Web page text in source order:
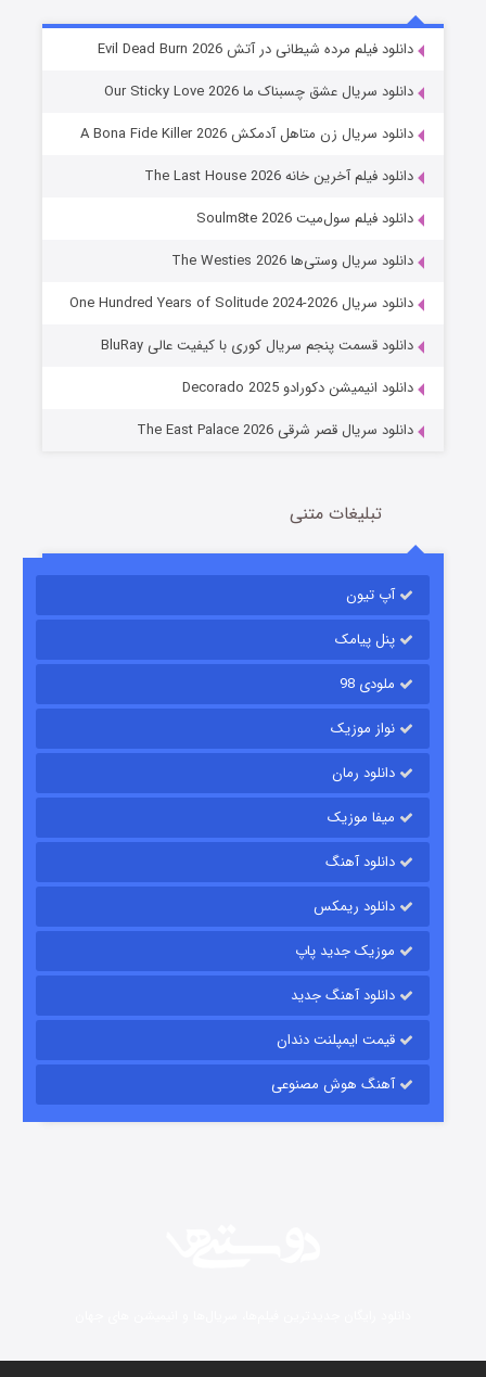
شوهر
قسمت2 (زیرنویس) منتشر شد
قسمت
دانلود فیلم مرده شیطانی در آتش Evil Dead Burn 2026
دانلود سریال عشق چسبناک ما Our Sticky Love 2026
دانلود سریال زن متاهل آدمکش A Bona Fide Killer 2026
دانلود فیلم آخرین خانه The Last House 2026
دانلود فیلم سول‌میت Soulm8te 2026
دانلود سریال وستی‌ها The Westies 2026
دانلود سریال One Hundred Years of Solitude 2024-2026
دانلود قسمت پنجم سریال کوری با کیفیت عالی BluRay
دانلود انیمیشن دکورادو Decorado 2025
دانلود سریال قصر شرقی The East Palace 2026
تبلیغات متنی
آپ تیون
پنل پیامک
ملودی 98
نواز موزیک
دانلود رمان
میفا موزیک
دانلود آهنگ
دانلود ریمکس
موزیک جدید پاپ
دانلود آهنگ جدید
قیمت ایمپلنت دندان
آهنگ هوش مصنوعی